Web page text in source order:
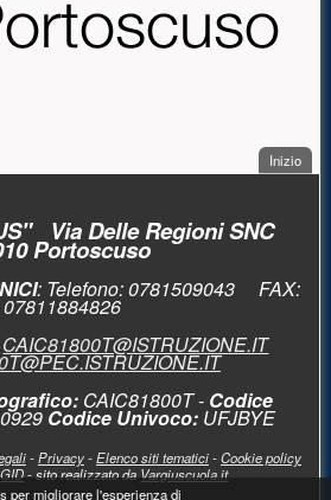
per migliorare l'esperienza di
Inizio.
Via Delle Regioni SNC
Portoscuso
: Telefono:0781509043 FAX:
07811884826
CAIC81800T@ISTRUZIONE.IT
: CAIC81800T - Codice
Codice Univoco: UFJBYE
-Privacy-Elenco siti tematici-Cookie policy
- sito realizzato da Vargiuscuola.it